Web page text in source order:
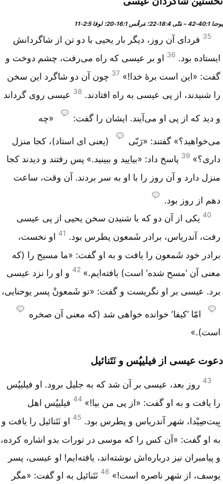
یوحنا 1‏:40‏-42 – مَتّی 4‏:18‏-22؛ مَرقُس 1‏:16‏-20؛ لوقا 5‏:2‏-11
35 فردای آن روز، دیگر بار یحیی با دو تن از شاگردانش
ایستاده بود. 36 او بر عیسی که راه می‌رفت، چشم دوخت و
گفت: «این است برۀ خدا!» 37 چون آن دو شاگرد این سخن
را شنیدند، از پی عیسی به راه افتادند. 38 عیسی روی گرداند
و دید که از پی او می‌آیند. ایشان را گفت: «چه
می‌خواهید؟» گفتند: «رَبّی
(یعنی ای استاد)، کجا منزل
داری؟» 39 پاسخ داد: «بیایید و ببینید.» پس رفتند و دیدند کجا
منزل دارد و آن روز را با او به سر بردند. آن وقت، ساعت
دهم از روز بود.
40 یکی از آن دو که با شنیدن سخن یحیی از پی عیسی
رفت، آندریاس، برادر شَمعون پطرس بود. 41 او نخست،
برادر خود شَمعون را یافت و به او گفت: «ما مسیح را (که
معنی آن ’مسح شده‘ است) یافته‌ایم.» 42 و او را نزد عیسی
برد. عیسی بر او نگریست و گفت: «تو شَمعونْ پسر یوحنایی،
امّا ’کیفا‘ خوانده خواهی شد (که معنی آن صخره
است).»
دعوت عیسی از فیلیپُس و نَتَنائیل
43 روز بعد، عیسی بر آن شد که به جلیل برود. او فیلیپُس
را یافت و به او گفت: «از پی من بیا!» 44 فیلیپُس اهل
بِیت‌صِیْدا، شهر آندریاس و پطرس بود. 45 او نَتَنائیل را یافت و
به او گفت: «آن کس را که موسی در تورات بدو اشاره کرده،
و پیامبران نیز درباره‌اش نوشته‌اند، یافته‌ایم! او عیسی، پسر
یوسف، از شهر ناصره است!» 46 نَتَنائیل به او گفت: «مگر